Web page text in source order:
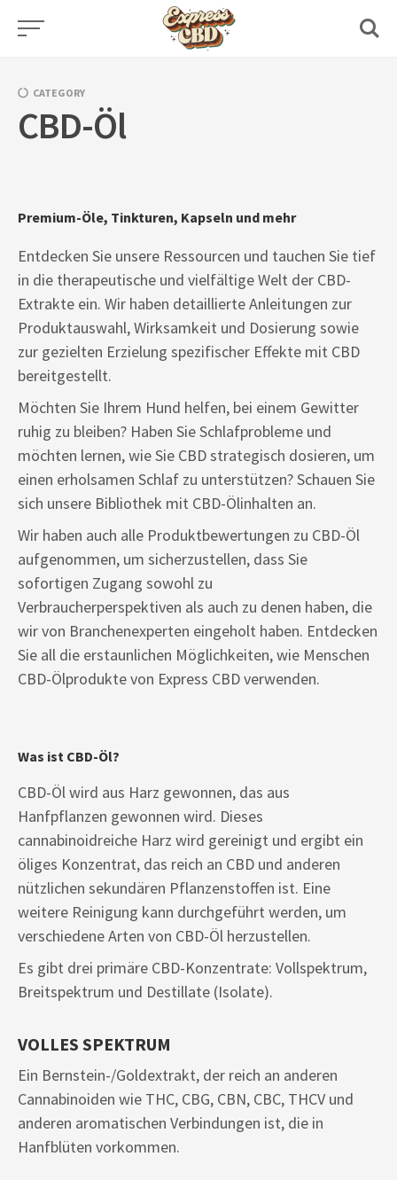
Skip
CATEGORY
CBD-Öl
Premium-Öle, Tinkturen, Kapseln und mehr
Entdecken Sie unsere Ressourcen und tauchen Sie tief
in die therapeutische und vielfältige Welt der CBD-
Extrakte ein. Wir haben detaillierte Anleitungen zur
Produktauswahl, Wirksamkeit und Dosierung sowie
zur gezielten Erzielung spezifischer Effekte mit CBD
bereitgestellt.
Möchten Sie Ihrem Hund helfen, bei einem Gewitter
ruhig zu bleiben? Haben Sie Schlafprobleme und
möchten lernen, wie Sie CBD strategisch dosieren, um
einen erholsamen Schlaf zu unterstützen? Schauen Sie
sich unsere Bibliothek mit CBD-Ölinhalten an.
Wir haben auch alle Produktbewertungen zu CBD-Öl
aufgenommen, um sicherzustellen, dass Sie
sofortigen Zugang sowohl zu
Verbraucherperspektiven als auch zu denen haben, die
wir von Branchenexperten eingeholt haben. Entdecken
Sie all die erstaunlichen Möglichkeiten, wie Menschen
CBD-Ölprodukte von Express CBD verwenden.
Was ist CBD-Öl?
CBD-Öl wird aus Harz gewonnen, das aus
Hanfpflanzen gewonnen wird. Dieses
cannabinoidreiche Harz wird gereinigt und ergibt ein
öliges Konzentrat, das reich an CBD und anderen
nützlichen sekundären Pflanzenstoffen ist. Eine
weitere Reinigung kann durchgeführt werden, um
verschiedene Arten von CBD-Öl herzustellen.
Es gibt drei primäre CBD-Konzentrate: Vollspektrum,
Breitspektrum und Destillate (Isolate).
VOLLES SPEKTRUM
Ein Bernstein-/Goldextrakt, der reich an anderen
Cannabinoiden wie THC, CBG, CBN, CBC, THCV und
anderen aromatischen Verbindungen ist, die in
Hanfblüten vorkommen.